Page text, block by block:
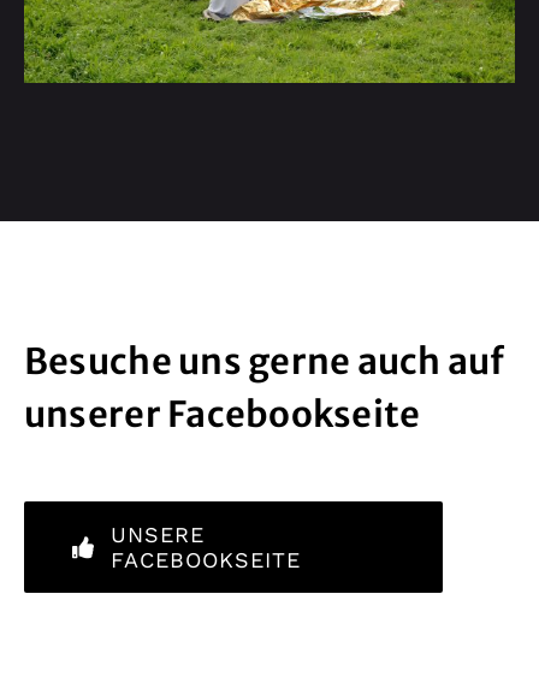
Besuche uns gerne auch auf
unserer Facebookseite
UNSERE
FACEBOOKSEITE